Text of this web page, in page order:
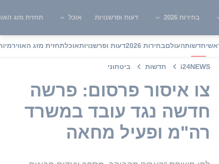
בחירות 2026 דעות ופרשנויות אוכל תחזית מזג
חדשותהעולםבחירות 2026 דעות ופרשנויותאוכלתחזית מזג האוויר
i24NEWS חדשות ביטחוני
צו איסור פרסום: פרשה
חדשה נגד עובד במשרד
רה"מ ופעיל מחאה